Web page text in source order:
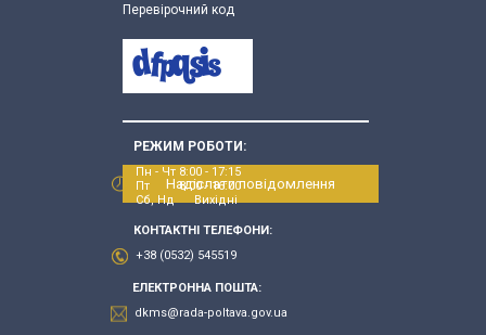
Перевірочний код
Надіслати повідомлення
РЕЖИМ РОБОТИ:
Пн - Чт 8:00 - 17:15
Пт 8:00 - 16:00
Сб, Нд Вихідні
КОНТАКТНІ ТЕЛЕФОНИ:
+38 (0532) 545519
ЕЛЕКТРОННА ПОШТА:
dkms@rada-poltava.gov.ua